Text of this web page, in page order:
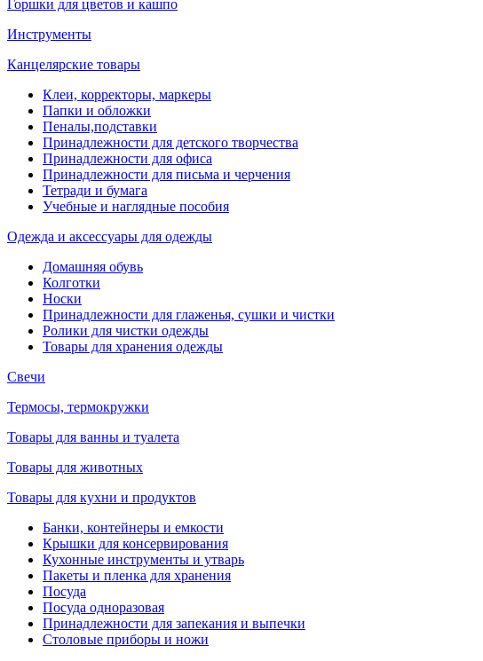
Горшки для цветов и кашпо
Инструменты
Канцелярские товары
Клеи, корректоры, маркеры
Папки и обложки
Пеналы,подставки
Принадлежности для детского творчества
Принадлежности для офиса
Принадлежности для письма и черчения
Тетради и бумага
Учебные и наглядные пособия
Одежда и аксессуары для одежды
Домашняя обувь
Колготки
Носки
Принадлежности для глаженья, сушки и чистки
Ролики для чистки одежды
Товары для хранения одежды
Свечи
Термосы, термокружки
Товары для ванны и туалета
Товары для животных
Товары для кухни и продуктов
Банки, контейнеры и емкости
Крышки для консервирования
Кухонные инструменты и утварь
Пакеты и пленка для хранения
Посуда
Посуда одноразовая
Принадлежности для запекания и выпечки
Столовые приборы и ножи